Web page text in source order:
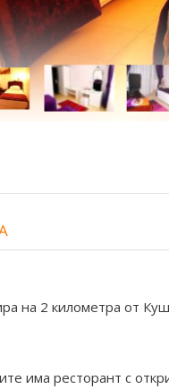
на 2 километра от
има ресторант с